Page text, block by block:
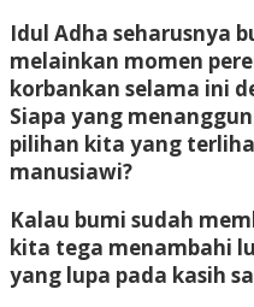
Idul Adha seharusnya
melainkan momen
korbankan selama ini
Siapa yang
pilihan kita yang
manusiawi?
Kalau bumi sudah
kita tega menambahi
yang lupa pada kasih